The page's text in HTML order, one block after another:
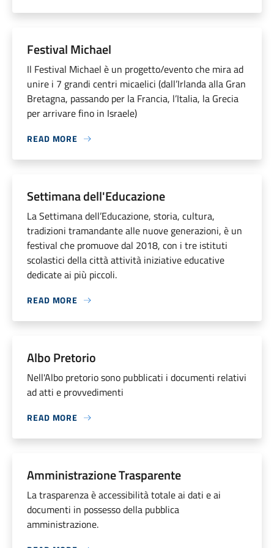
Festival Michael
Il Festival Michael è un progetto/evento che mira ad
unire i 7 grandi centri micaelici (dall’Irlanda alla Gran
Bretagna, passando per la Francia, l’Italia, la Grecia
per arrivare fino in Israele)
READ MORE
Settimana dell'Educazione
La Settimana dell’Educazione, storia, cultura,
tradizioni tramandante alle nuove generazioni, è un
festival che promuove dal 2018, con i tre istituti
scolastici della città attività iniziative educative
dedicate ai più piccoli.
READ MORE
Albo Pretorio
Nell'Albo pretorio sono pubblicati i documenti relativi
ad atti e provvedimenti
READ MORE
Amministrazione Trasparente
La trasparenza è accessibilità totale ai dati e ai
documenti in possesso della pubblica
amministrazione.